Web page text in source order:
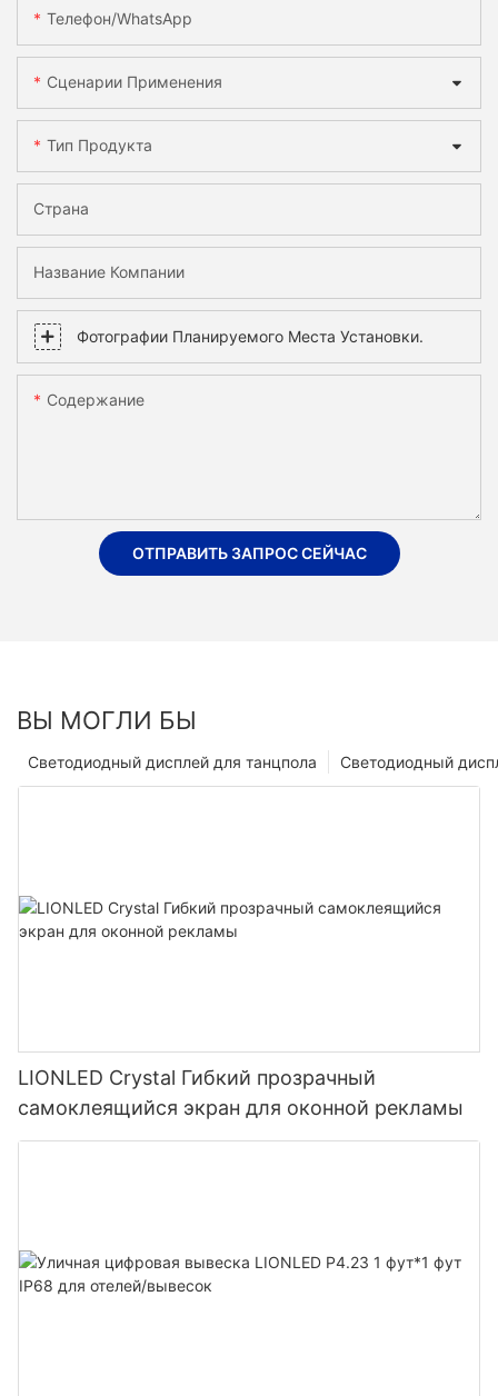
Телефон/WhatsApp
Сценарии Применения
Тип Продукта
Страна
Название Компании
Фотографии Планируемого Места Установки.
Содержание
ОТПРАВИТЬ ЗАПРОС СЕЙЧАС
ВЫ МОГЛИ БЫ
Светодиодный
Светодиодный дисплей для танцпола
LIONLED Crystal Гибкий прозрачный
самоклеящийся экран для оконной рекламы